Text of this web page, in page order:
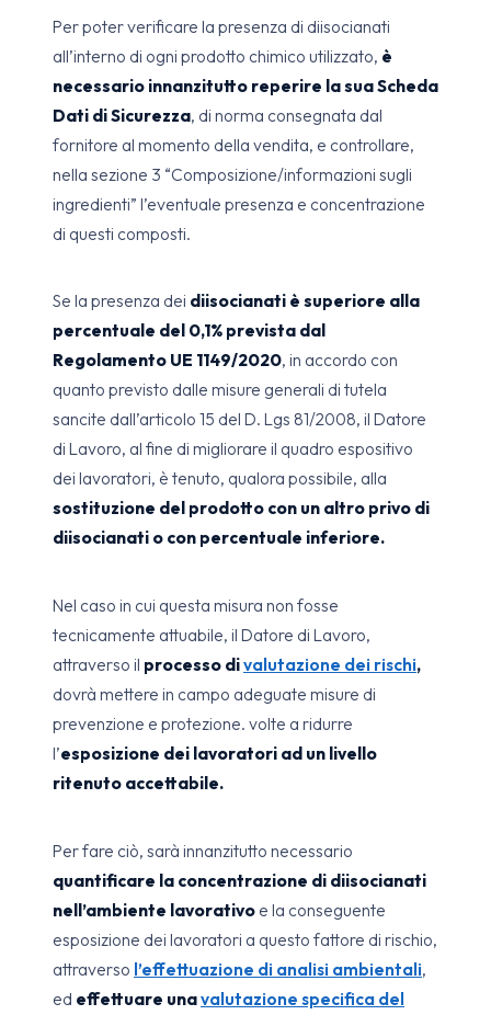
Per poter verificare la presenza di diisocianati
all’interno di ogni prodotto chimico utilizzato, è
necessario innanzitutto reperire la sua Scheda
Dati di Sicurezza, di norma consegnata dal
fornitore al momento della vendita, e controllare,
nella sezione 3 “Composizione/informazioni sugli
ingredienti” l’eventuale presenza e concentrazione
di questi composti.
Se la presenza dei diisocianati è superiore alla
percentuale del 0,1% prevista dal
Regolamento UE 1149/2020, in accordo con
quanto previsto dalle misure generali di tutela
sancite dall’articolo 15 del D. Lgs 81/2008, il Datore
di Lavoro, al fine di migliorare il quadro espositivo
dei lavoratori, è tenuto, qualora possibile, alla
sostituzione del prodotto con un altro privo di
diisocianati o con percentuale inferiore.
Nel caso in cui questa misura non fosse
tecnicamente attuabile, il Datore di Lavoro,
attraverso il processo divalutazione dei rischi,
dovrà mettere in campo adeguate misure di
prevenzione e protezione. volte a ridurre
l’esposizione dei lavoratori ad un livello
ritenuto accettabile.
Per fare ciò, sarà innanzitutto necessario
quantificare la concentrazione di diisocianati
nell’ambiente lavorativo e la conseguente
esposizione dei lavoratori a questo fattore di rischio,
attraverso l’effettuazione di analisi ambientali,
ed effettuare unavalutazione specifica del